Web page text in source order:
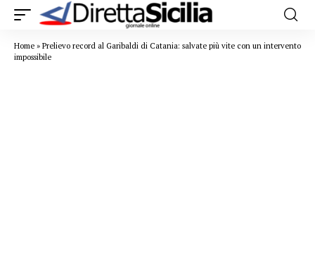
Home » Prelievo record al Garibaldi di Catania: salvate più vite con un intervento
impossibile